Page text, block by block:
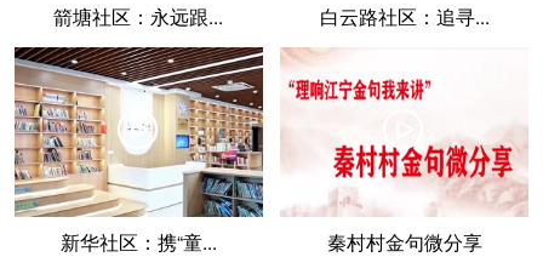
箭塘社区：永远跟... 白云路社区：追寻...
󰀛
新华社区：携“童... 秦村村金句微分享